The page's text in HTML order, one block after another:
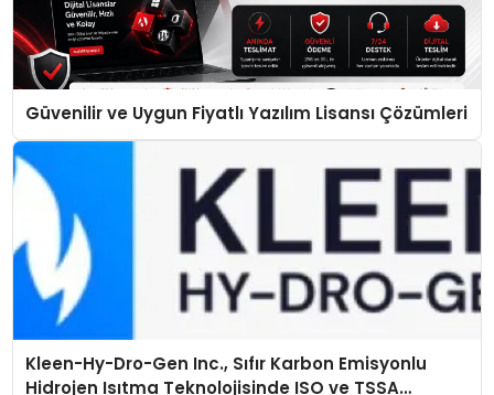
Güvenilir ve Uygun Fiyatlı Yazılım Lisansı Çözümleri
Kleen-Hy-Dro-Gen Inc., Sıfır Karbon Emisyonlu
Hidrojen Isıtma Teknolojisinde ISO ve TSSA